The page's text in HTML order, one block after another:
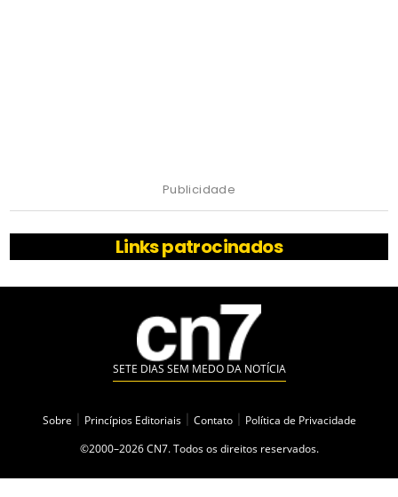
Publicidade
Links patrocinados
SETE DIAS SEM MEDO DA NOTÍCIA
Sobre Princípios Editoriais Contato
Política de Privacidade
©2000–2026 CN7. Todos os direitos reservados.